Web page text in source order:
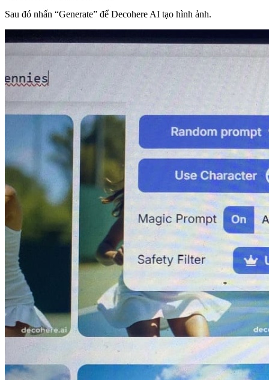
Sau đó nhấn “Generate” để Decohere AI tạo hình ảnh.